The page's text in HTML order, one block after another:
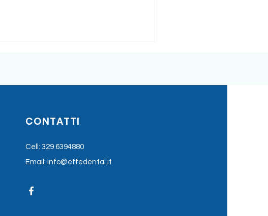
CONTATTI
Cell:329 6394880
Email:info@effedental.it